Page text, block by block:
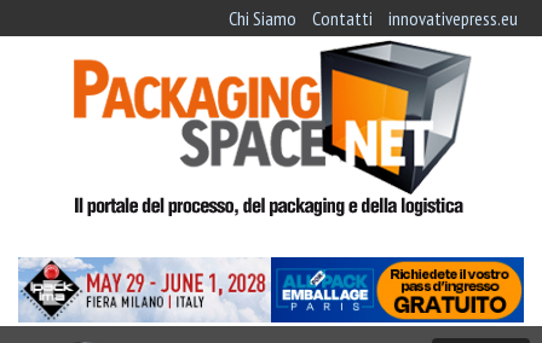
Chi Siamo Contatti innovativepress.eu